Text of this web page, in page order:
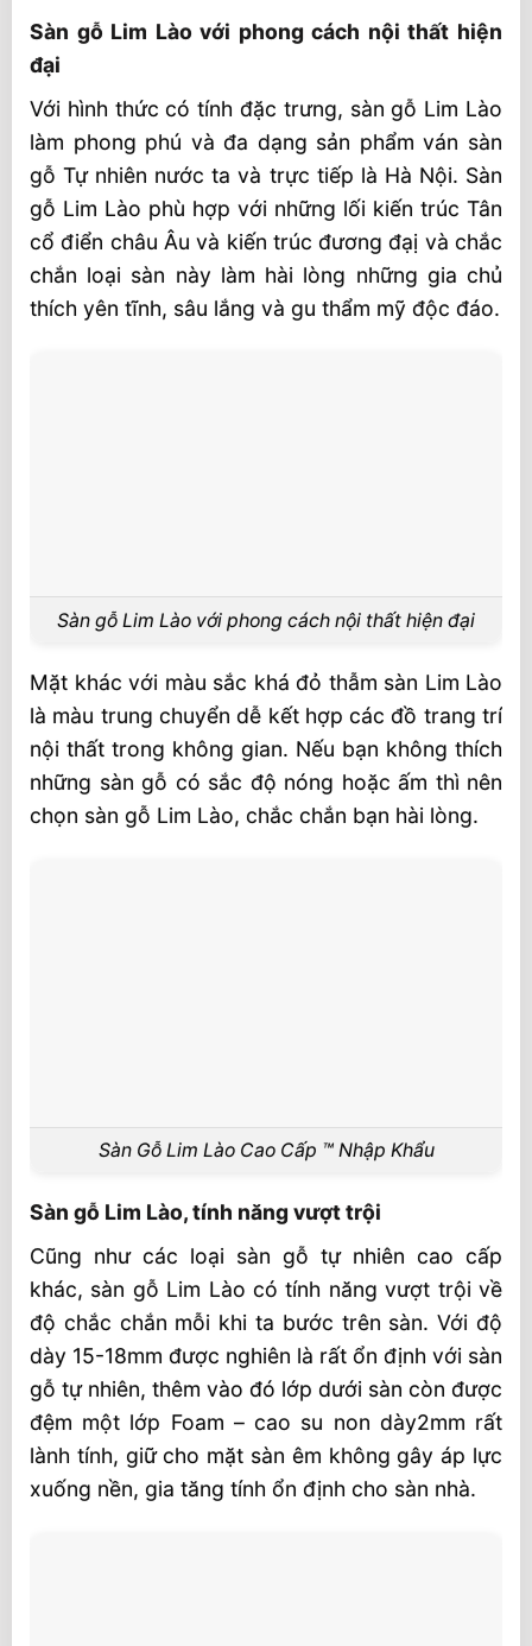
Sàn gỗ Lim Lào với phong cách nội thất hiện
đại
Với hình thức có tính đặc trưng, sàn gỗ Lim Lào
làm phong phú và đa dạng sản phẩm ván sàn
gỗ Tự nhiên nước ta và trực tiếp là Hà Nội. Sàn
gỗ Lim Lào phù hợp với những lối kiến trúc Tân
cổ điển châu Âu và kiến trúc đương đạị và chắc
chắn loại sàn này làm hài lòng những gia chủ
thích yên tĩnh, sâu lắng và gu thẩm mỹ độc đáo.
Sàn gỗ Lim Lào với phong cách nội thất hiện đại
Mặt khác với màu sắc khá đỏ thẫm sàn Lim Lào
là màu trung chuyển dễ kết hợp các đồ trang trí
nội thất trong không gian. Nếu bạn không thích
những sàn gỗ có sắc độ nóng hoặc ấm thì nên
chọn sàn gỗ Lim Lào, chắc chắn bạn hài lòng.
Sàn Gỗ Lim Lào Cao Cấp ™ Nhập Khẩu
Sàn gỗ Lim Lào, tính năng vượt trội
Cũng như các loại sàn gỗ tự nhiên cao cấp
khác, sàn gỗ Lim Lào có tính năng vượt trội về
độ chắc chắn mỗi khi ta bước trên sàn. Với độ
dày 15-18mm được nghiên là rất ổn định với sàn
gỗ tự nhiên, thêm vào đó lớp dưới sàn còn được
đệm một lớp Foam – cao su non dày2mm rất
lành tính, giữ cho mặt sàn êm không gây áp lực
xuống nền, gia tăng tính ổn định cho sàn nhà.